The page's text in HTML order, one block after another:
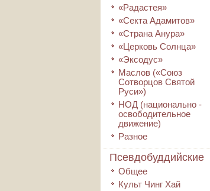
«Радастея»
«Секта Адамитов»
«Страна Анура»
«Церковь Солнца»
«Эксодус»
Маслов («Союз
Сотворцов Святой
Руси»)
НОД (национально -
освободительное
движение)
Разное
Псевдобуддийские
Общее
Культ Чинг Хай